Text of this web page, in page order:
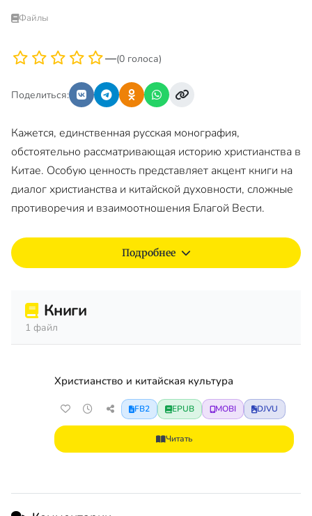
Файлы
—(0 голоса)
Поделиться:
Кажется, единственная русская монография,
обстоятельно рассматривающая историю христианства в
Китае. Особую ценность представляет акцент книги на
диалог христианства и китайской духовности, сложные
противоречия и взаимоотношения Благой Вести.
Подробнее
Книги
1 файл
Христианство и китайская культура
FB2 EPUB MOBI DJVU
Читать